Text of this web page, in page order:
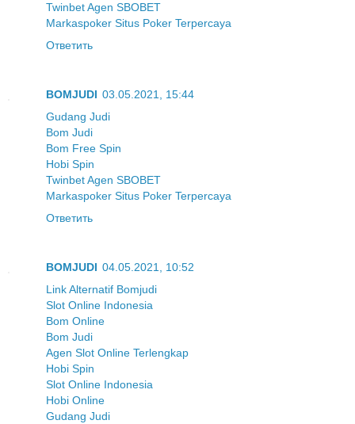
Twinbet Agen SBOBET
Markaspoker Situs Poker Terpercaya
Ответить
BOMJUDI 03.05.2021, 15:44
Gudang Judi
Bom Judi
Bom Free Spin
Hobi Spin
Twinbet Agen SBOBET
Markaspoker Situs Poker Terpercaya
Ответить
BOMJUDI 04.05.2021, 10:52
Link Alternatif Bomjudi
Slot Online Indonesia
Bom Online
Bom Judi
Agen Slot Online Terlengkap
Hobi Spin
Slot Online Indonesia
Hobi Online
Gudang Judi